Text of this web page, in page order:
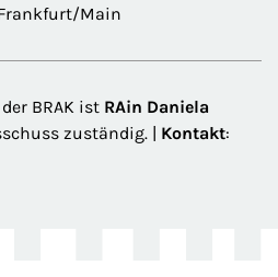
Main
BRAK ist RAin Daniela
zuständig. | Kontakt: